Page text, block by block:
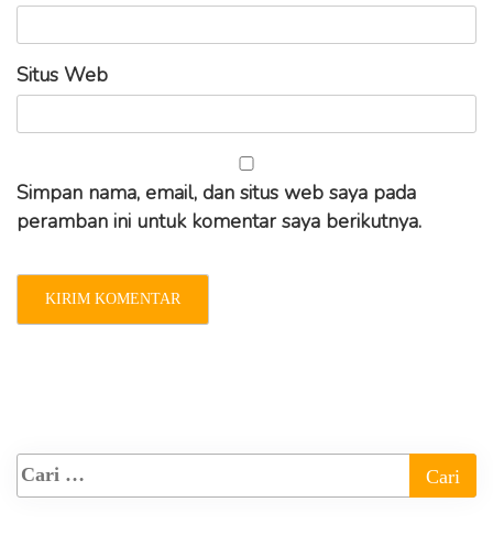
Situs Web
Simpan nama, email, dan situs web saya pada
peramban ini untuk komentar saya berikutnya.